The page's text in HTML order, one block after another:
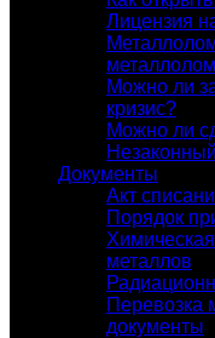
Лицензия
Можно ли
кризис?
Можно ли
Документы
Акт
Порядок
металлов
Перевозка
документы